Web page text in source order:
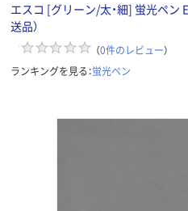
エスコ [グリーン/太・細] 蛍光ペン
送品）
（0件のレビュー）
ランキングを見る：蛍光ペン